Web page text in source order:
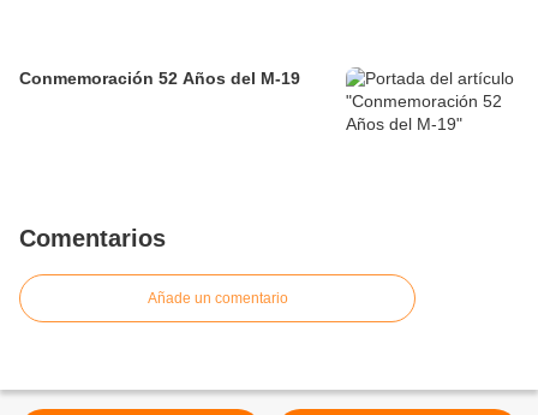
Conmemoración 52 Años del M-19
Comentarios
Añade un comentario